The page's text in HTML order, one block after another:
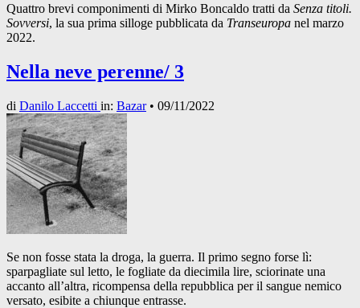
Quattro brevi componimenti di Mirko Boncaldo tratti da Senza titoli.
Sovversi, la sua prima silloge pubblicata da Transeuropa nel marzo
2022.
Nella neve perenne/ 3
di Danilo Laccetti in: Bazar• 09/11/2022
Se non fosse stata la droga, la guerra. Il primo segno forse lì:
sparpagliate sul letto, le fogliate da diecimila lire, sciorinate una
accanto all’altra, ricompensa della repubblica per il sangue nemico
versato, esibite a chiunque entrasse.